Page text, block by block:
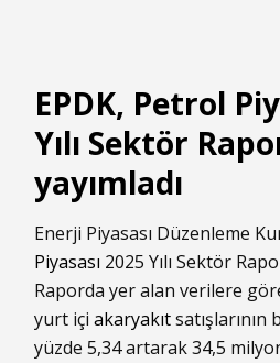
EPDK, Petrol
Yılı Sektör
yayımladı
Enerji Piyasası Düzenleme
Piyasası 2025 Yılı Sektör
Raporda yer alan verilere
yurt içi akaryakıtsatışlarının
yüzde 5,34 artarak 34,5